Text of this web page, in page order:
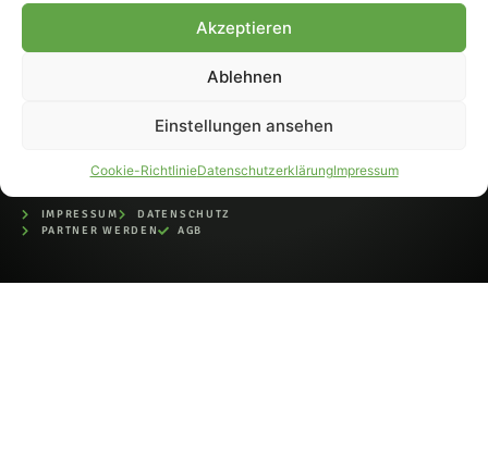
Akzeptieren
Ablehnen
Einstellungen ansehen
Cookie-RichtlinieDatenschutzerklärungImpressum
IMPRESSUM
DATENSCHUTZ
PARTNER WERDEN
AGB